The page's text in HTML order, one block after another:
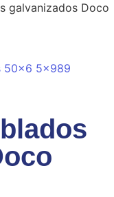
galvanizados Doco